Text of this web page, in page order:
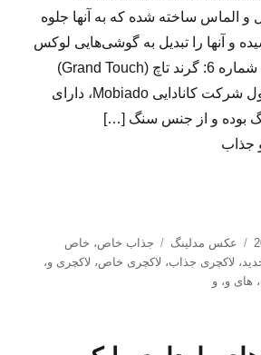
الماس ساخته شده که به آنها جلوه
و آنها را تبدیل به گوشی‌هایی لوکس
و گرانقیمت می‌کند. شماره 6: گرند تاچ (Grand Touch)
سنگ مرمری محصول شرکت کانادایی Mobiado، دارای
بوده و از جنس سنگ […]
جذاب
دسته‌ها
عکس مدلینگ برچسب‌ها
جذاب خاص، خاص
، لاکچری جذاب، لاکچری خاص، لاکچری و،
، های و،و